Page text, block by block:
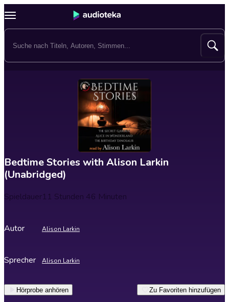
Bedtime Stories with Alison Larkin
(Unabridged)
Spieldauer11 Stunden 46 Minuten
Autor Alison Larkin
Sprecher Alison Larkin
Hörprobe anhören Zu Favoriten hinzufügen